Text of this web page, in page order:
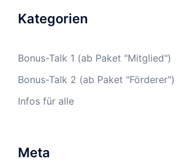
Kategorien
Bonus-Talk 1 (ab Paket "Mitglied")
Bonus-Talk 2 (ab Paket "Förderer")
Infos für alle
Meta